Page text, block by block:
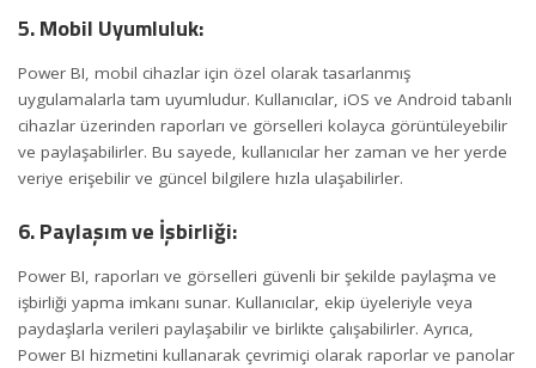
5. Mobil Uyumluluk:
Power BI, mobil cihazlar için özel olarak tasarlanmış
uygulamalarla tam uyumludur. Kullanıcılar, iOS ve Android tabanlı
cihazlar üzerinden raporları ve görselleri kolayca görüntüleyebilir
ve paylaşabilirler. Bu sayede, kullanıcılar her zaman ve her yerde
veriye erişebilir ve güncel bilgilere hızla ulaşabilirler.
6. Paylaşım ve İşbirliği:
Power BI, raporları ve görselleri güvenli bir şekilde paylaşma ve
işbirliği yapma imkanı sunar. Kullanıcılar, ekip üyeleriyle veya
paydaşlarla verileri paylaşabilir ve birlikte çalışabilirler. Ayrıca,
Power BI hizmetini kullanarak çevrimiçi olarak raporlar ve panolar